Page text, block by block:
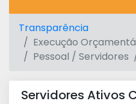
Transparência
Execução
Pessoal / Servidores
Servidores Ativos